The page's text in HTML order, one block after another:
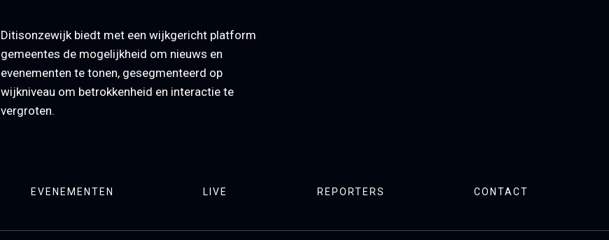
Ditisonzewijk biedt met een wijkgericht platform
gemeentes de mogelijkheid om nieuws en
evenementen te tonen, gesegmenteerd op
wijkniveau om betrokkenheid en interactie te
vergroten.
EVENEMENTEN LIVE REPORTERS CONTACT